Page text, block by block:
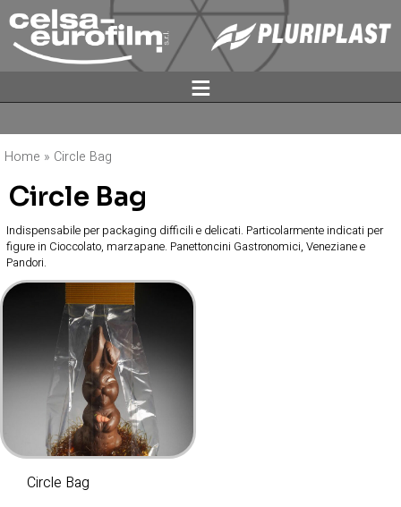
ĕ
Home » Circle Bag
Circle Bag
Indispensabile per packaging difficili e delicati. Particolarmente indicati per
figure in Cioccolato, marzapane. Panettoncini Gastronomici, Veneziane e
Pandori.
Circle Bag